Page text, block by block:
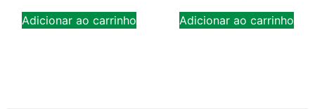
Adicionar ao carrinho Adicionar ao carrinho